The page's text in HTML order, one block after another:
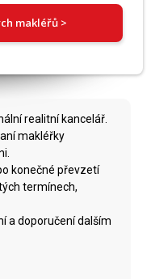
makléřů >
realitní kancelář.
makléřky
konečné převzetí
termínech,
a doporučení dalším